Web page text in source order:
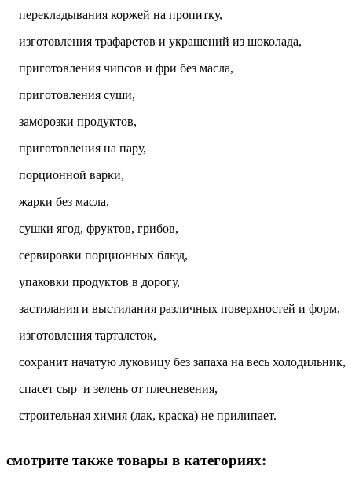
перекладывания коржей на пропитку,
изготовления трафаретов и украшений из шоколада,
приготовления чипсов и фри без масла,
приготовления суши,
заморозки продуктов,
приготовления на пару,
порционной варки,
жарки без масла,
сушки ягод, фруктов, грибов,
сервировки порционных блюд,
упаковки продуктов в дорогу,
застилания и выстилания различных поверхностей и форм,
изготовления тарталеток,
сохранит начатую луковицу без запаха на весь холодильник,
спасет сыр и зелень от плесневения,
строительная химия (лак, краска) не прилипает.
смотрите также товары в категориях: